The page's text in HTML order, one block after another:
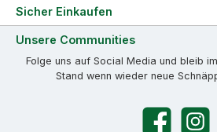
Sicher Einkaufen
Unsere Communities
Folge uns auf Social Media und bleib
Stand wenn wieder neue
Facebook